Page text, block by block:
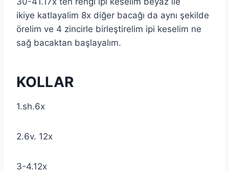
ikiye katlayalim 8x diğer bacağı da aynı şekilde
örelim ve 4 zincirle birleştirelim ipi keselim ne
sağ bacaktan başlayalım.
KOLLAR
1.sh.6x
2.6v. 12x
3-4.12x